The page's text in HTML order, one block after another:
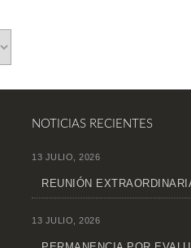
NOTICIAS RECIENTES
13 JULIO, 2026
REUNIÓN
13 JULIO, 2026